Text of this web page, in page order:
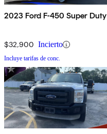
2023 Ford F-450 Super Duty
$32,900 Incierto
Incluye tarifas de conc.